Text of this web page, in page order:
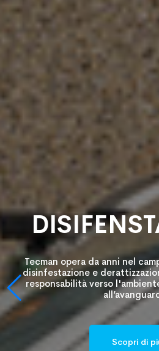
Tecman opera da anni nel
disinfestazione e
responsabilità verso
Scopri di